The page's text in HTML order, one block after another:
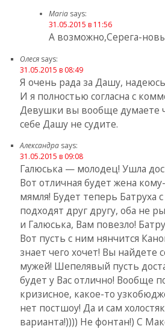
Maria says:
31.05.2015 в 11:56
А возможно,Серега-
Олеся says:
31.05.2015 в 08:49
Я очень рада за Дашу,
И я полностью согласна с
Девушки вы вообще думаете
себе Дашу не судите.
Александра says:
31.05.2015 в 09:08
Галюська — молодец! Ушла
Вот отличная будет жена
мямля! Будет теперь Батруха
подходят друг другу, оба не
и Галюська, Вам повезло!
Вот пусть с ним нянчится
знает чего хочет! Вы найдете
мужей! Шепелявый пусть
будет у Вас отлично! Вообще
кризисное, какое-то
нет постшоу! Да и сам
варианта!)))) Не фонтан!) С